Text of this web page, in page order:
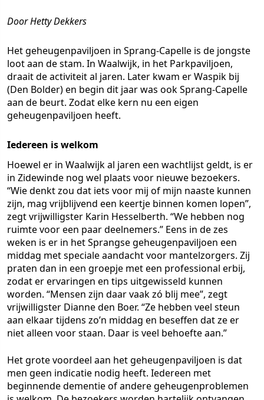
Door Hetty Dekkers
Het geheugenpaviljoen in Sprang-Capelle is de jongste
loot aan de stam. In Waalwijk, in het Parkpaviljoen,
draait de activiteit al jaren. Later kwam er Waspik bij
(Den Bolder) en begin dit jaar was ook Sprang-Capelle
aan de beurt. Zodat elke kern nu een eigen
geheugenpaviljoen heeft.
Iedereen is welkom
Hoewel er in Waalwijk al jaren een wachtlijst geldt, is er
in Zidewinde nog wel plaats voor nieuwe bezoekers.
“Wie denkt zou dat iets voor mij of mijn naaste kunnen
zijn, mag vrijblijvend een keertje binnen komen lopen”,
zegt vrijwilligster Karin Hesselberth. “We hebben nog
ruimte voor een paar deelnemers.” Eens in de zes
weken is er in het Sprangse geheugenpaviljoen een
middag met speciale aandacht voor mantelzorgers. Zij
praten dan in een groepje met een professional erbij,
zodat er ervaringen en tips uitgewisseld kunnen
worden. “Mensen zijn daar vaak zó blij mee”, zegt
vrijwilligster Dianne den Boer. “Ze hebben veel steun
aan elkaar tijdens zo’n middag en beseffen dat ze er
niet alleen voor staan. Daar is veel behoefte aan.”
Het grote voordeel aan het geheugenpaviljoen is dat
men geen indicatie nodig heeft. Iedereen met
beginnende dementie of andere geheugenproblemen